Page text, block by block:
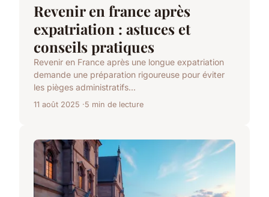
Revenir en france après
expatriation : astuces et
conseils pratiques
Revenir en France après une longue expatriation
demande une préparation rigoureuse pour éviter
les pièges administratifs...
11 août 2025 5 min de lecture